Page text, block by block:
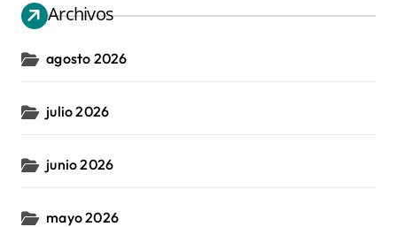
Archivos
agosto 2026
julio 2026
junio 2026
mayo 2026